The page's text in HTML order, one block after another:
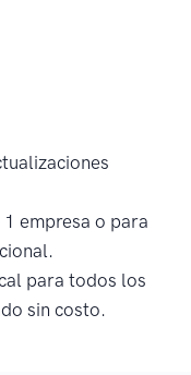
empresa o para
para todos los
sin costo.